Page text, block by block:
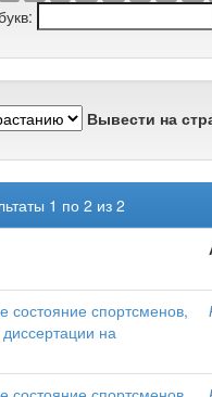
Вывести на
1 по 2 из 2
состояние спортсменов,
на